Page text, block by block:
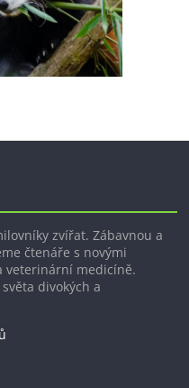
zvířat. Zábavnou a
čtenáře s novými
veterinární medicíně.
divokých a